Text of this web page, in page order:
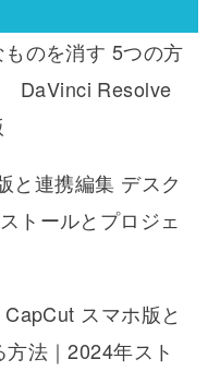
のを消す 5つの方
DaVinci Resolve
と連携編集 デスク
トールとプロジェ
CapCut スマホ版と
法｜2024年スト